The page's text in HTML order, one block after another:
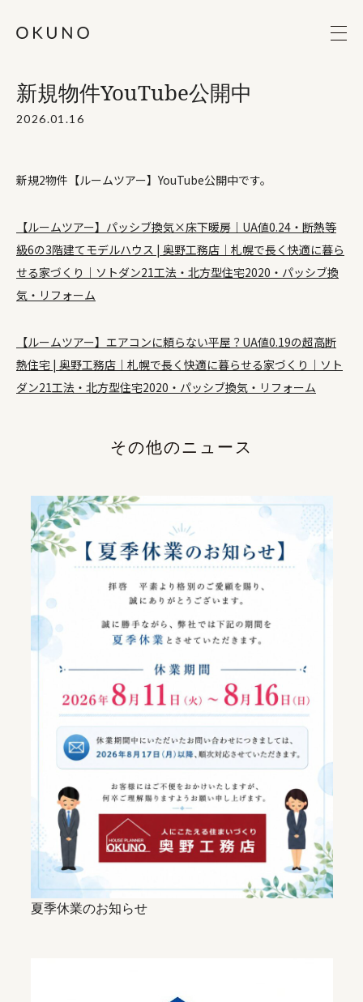
新規物件YouTube公開中
2026.01.16
新規2物件【ルームツアー】YouTube公開中です。
【ルームツアー】パッシブ換気×床下暖房｜UA値0.24・断熱等
級6の3階建てモデルハウス | 奥野工務店｜札幌で長く快適に暮ら
せる家づくり｜ソトダン21工法・北方型住宅2020・パッシブ換
気・リフォーム
【ルームツアー】エアコンに頼らない平屋？UA値0.19の超高断
熱住宅 | 奥野工務店｜札幌で長く快適に暮らせる家づくり｜ソト
ダン21工法・北方型住宅2020・パッシブ換気・リフォーム
その他のニュース
夏季休業のお知らせ